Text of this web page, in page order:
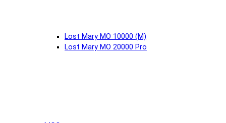
Lost Mary MO 10000 (М)
Lost Mary MO 20000 Pro